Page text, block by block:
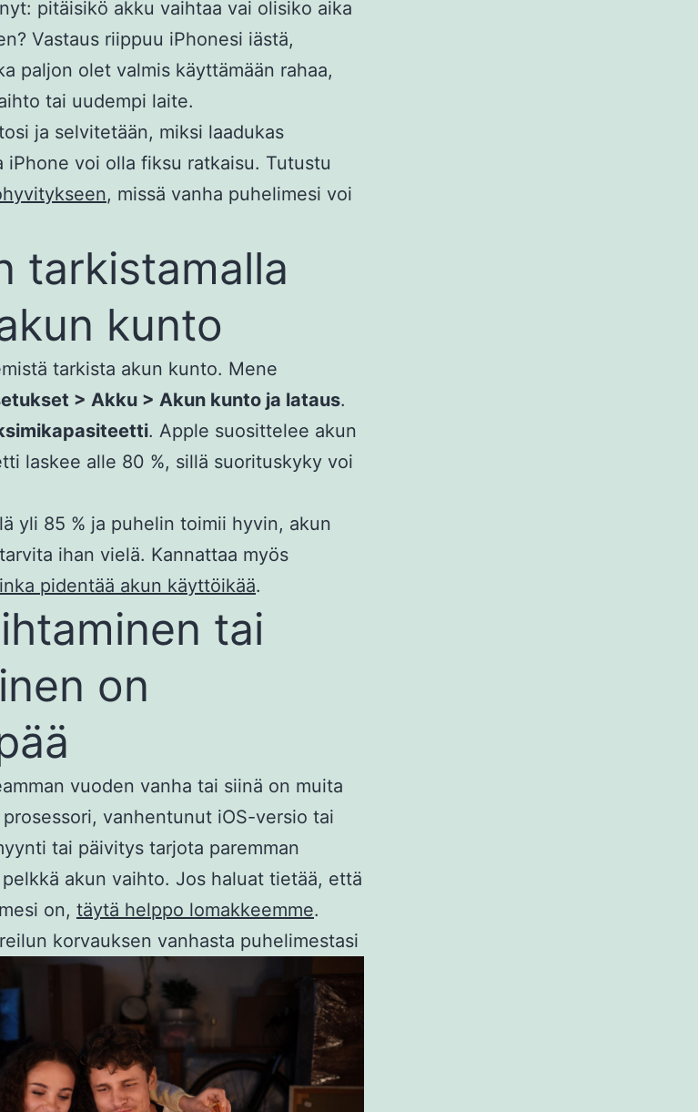
pitäisikö akku vaihtaa vai olisiko aika
Vastaus riippuu iPhonesi iästä,
paljon olet valmis käyttämään rahaa,
tai uudempi laite.
ja selvitetään, miksi laadukas
iPhone voi olla fiksu ratkaisu. Tutustu
, missä vanha puhelimesi voi
tarkistamalla
kunto
tarkista akun kunto. Mene
> Akku > Akun kunto ja lataus.
. Apple suosittelee akun
laskee alle 80 %, sillä suorituskyky voi
yli 85 % ja puhelin toimii hyvin, akun
ihan vielä. Kannattaa myös
pidentää akun käyttöikää.
tai
on
vuoden vanha tai siinä on muita
vanhentunut iOS-versio tai
tai päivitys tarjota paremman
akun vaihto. Jos haluat tietää, että
on, täytä helppo lomakkeemme.
korvauksen vanhasta puhelimestasi